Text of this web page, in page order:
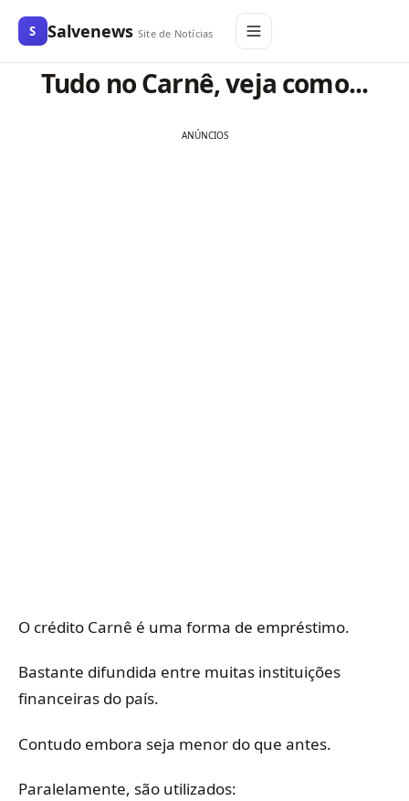
S Salvenews Site de Notícias
Tudo no Carnê, veja como...
ANÚNCIOS
O crédito Carnê é uma forma de empréstimo.
Bastante difundida entre muitas instituições
financeiras do país.
Contudo embora seja menor do que antes.
Paralelamente, são utilizados: